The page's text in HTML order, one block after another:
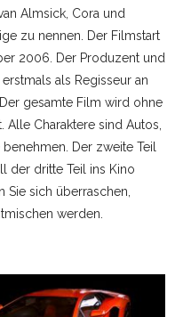
Almsick, Cora und
zu nennen. Der Filmstart
2006. Der Produzent und
als Regisseur an
gesamte Film wird ohne
Charaktere sind Autos,
Der zweite Teil
der dritte Teil ins Kino
Sie sich überraschen,
werden.